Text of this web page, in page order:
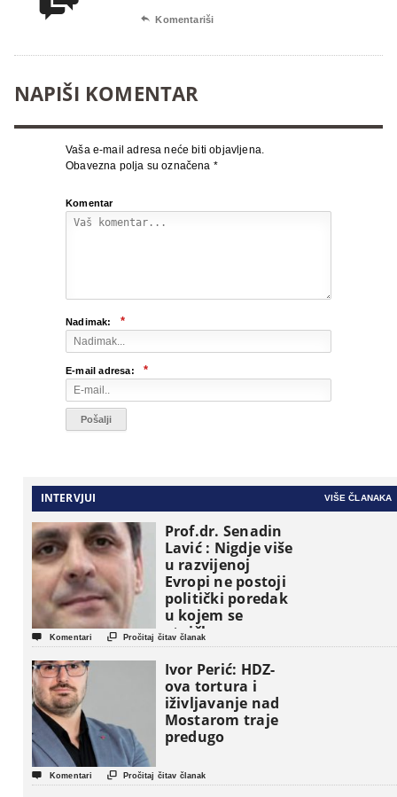
 Komentariši
NAPIŠI KOMENTAR
Vaša e-mail adresa neće biti objavljena.
Obavezna polja su označena *
Komentar
Nadimak: *
E-mail adresa: *
INTERVJUI VIŠE ČLANAKA
Prof.dr. Senadin
Lavić : Nigdje više
u razvijenoj
Evropi ne postoji
politički poredak
u kojem se
etničke grupe
pojavljuju kao
osnovne
političke jedinice
 Komentari  Pročitaj čitav članak
Ivor Perić: HDZ-
ova tortura i
iživljavanje nad
Mostarom traje
predugo
 Komentari  Pročitaj čitav članak